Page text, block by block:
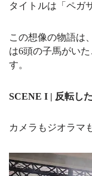
タイトルは「ペガ
この想像の物語は
は6頭の子馬がい
す。
SCENE I | 反転し
カメラもジオラマ